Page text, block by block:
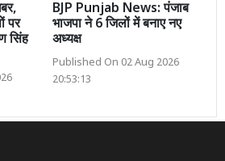
पर
सिंह
BJP Punjab News: पंजाब
भाजपा ने 6 जिलों में बनाए नए
अध्यक्ष
Published On 02 Aug 2026
20:53:13